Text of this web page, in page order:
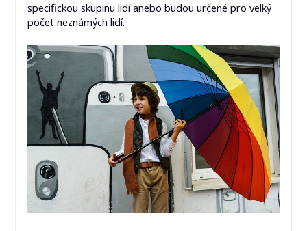
specifickou skupinu lidí anebo budou určené pro velký
počet neznámých lidí.